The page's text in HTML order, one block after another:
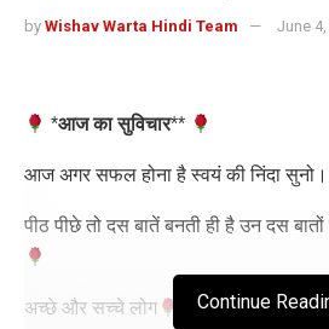
by Wishav Warta Hindi Team June
*आज का सुविचार**
आज अगर सफल होना है स्वयं की निंदा सुनो।
पीठ पीछे तो दस बातें बनती ही है उन दस
अच्छे और सच्चे लोग Continue